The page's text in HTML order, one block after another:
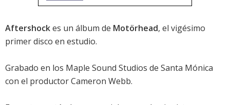
Aftershockes un álbum de Motörhead, el vigésimo
primer disco en estudio.
Grabado en los Maple Sound Studios de Santa Mónica
con el productor Cameron Webb.